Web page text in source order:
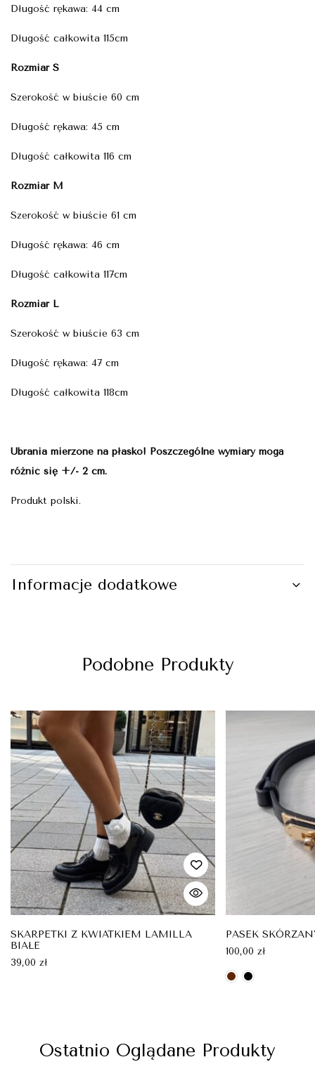
Długość rękawa: 44 cm
Długość całkowita 115cm
Rozmiar S
Szerokość w biuście 60 cm
Długość rękawa: 45 cm
Długość całkowita 116 cm
Rozmiar M
Szerokość w biuście 61 cm
Długość rękawa: 46 cm
Długość całkowita 117cm
Rozmiar L
Szerokość w biuście 63 cm
Długość rękawa: 47 cm
Długość całkowita 118cm
Ubrania mierzone na płasko! Poszczególne wymiary mogą
różnić się +/- 2 cm.
Produkt polski.
Informacje dodatkowe
Podobne Produkty
SKARPETKI Z KWIATKIEM LAMILLA
BIAŁE
39,00 zł
PASEK
100,00 zł
Ostatnio Oglądane Produkty